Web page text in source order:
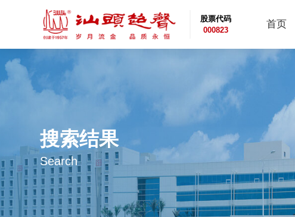
股票代码
000823
首页
搜索结果
Search